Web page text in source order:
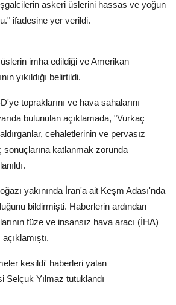
askeri üslerini hassas ve yoğun
ifadesine yer verildi.
üslerin imha edildiği ve Amerikan
yıkıldığı belirtildi.
topraklarını ve hava sahalarını
bulunulan açıklamada, "Vurkaç
cehaletlerinin ve pervasız
sonuçlarına katlanmak zorunda
yakınında İran'a ait Keşm Adası'nda
bildirmişti. Haberlerin ardından
füze ve insansız hava aracı (İHA)
açıklamıştı.
kesildi' haberleri yalan
Selçuk Yılmaz tutuklandı